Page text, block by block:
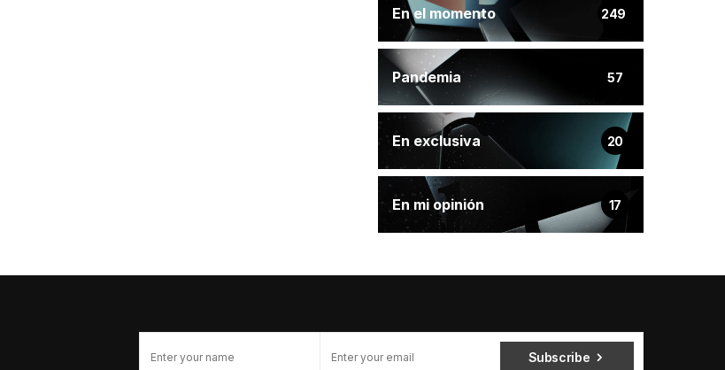
En el momento 249
Pandemia 57
En exclusiva 20
En mi opinión 17
Subscribe